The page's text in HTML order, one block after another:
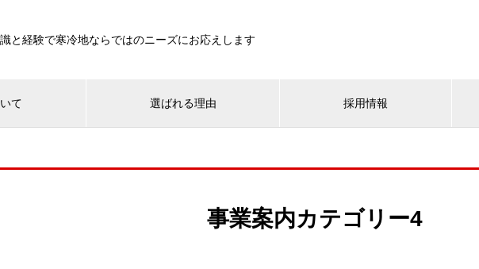
と経験で寒冷地ならではのニーズにお応えします
て 選ばれる理由 採用情報
事業案内カテゴリー4